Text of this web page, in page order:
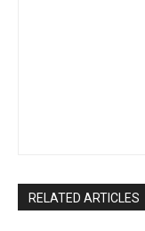
RELATED ARTICLES